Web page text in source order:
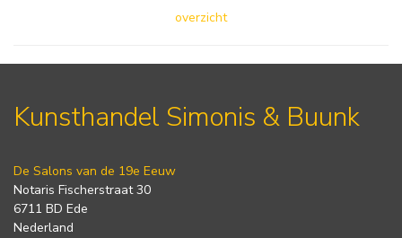
overzicht
Kunsthandel Simonis & Buunk
De Salons van de 19e Eeuw
Notaris Fischerstraat 30
6711 BD Ede
Nederland